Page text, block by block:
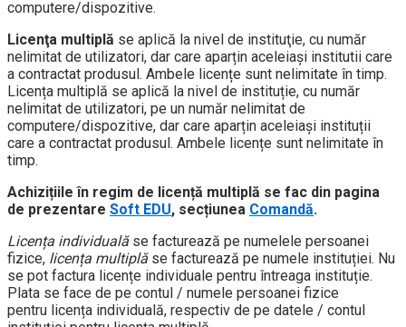
computere/dispozitive.
Licenţa multiplă se aplică la nivel de instituţie, cu număr
nelimitat de utilizatori, dar care aparțin aceleiași institutii care
a contractat produsul. Ambele licențe sunt nelimitate în timp.
Licența multiplă se aplică la nivel de instituție, cu număr
nelimitat de utilizatori, pe un număr nelimitat de
computere/dispozitive, dar care aparțin aceleiași instituții
care a contractat produsul. Ambele licențe sunt nelimitate în
timp.
Achizițiile în regim de licență multiplă se fac din pagina
de prezentare Soft EDU, secțiunea Comandă.
Licența individualăse facturează pe numelele persoanei
fizice, licența multiplăse facturează pe numele instituției. Nu
se pot factura licențe individuale pentru întreaga instituție.
Plata se face de pe contul / numele persoanei fizice
pentru licența individuală, respectiv de pe datele / contul